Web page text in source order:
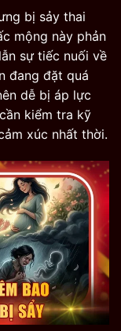
bị sảy thai
mộng này phản
sự tiếc nuối về
đang đặt quá
dễ bị áp lực
kiểm tra kỹ
xúc nhất thời.